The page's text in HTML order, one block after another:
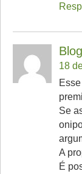
18
Se
A
É